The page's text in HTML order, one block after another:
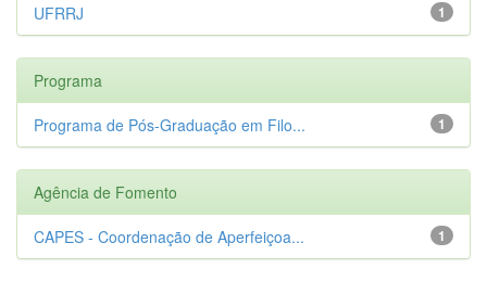
1
UFRRJ
Programa
1
Programa de Pós-Graduação em Filo...
Agência de Fomento
1
CAPES - Coordenação de Aperfeiçoa...